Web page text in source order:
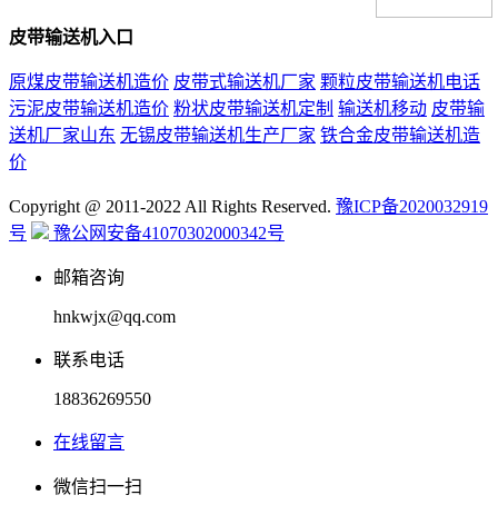
皮带输送机入口
原煤皮带输送机造价 皮带式输送机厂家 颗粒皮带输送机电话
污泥皮带输送机造价 粉状皮带输送机定制 输送机移动 皮带输
送机厂家山东 无锡皮带输送机生产厂家 铁合金皮带输送机造
价
Copyright @ 2011-2022 All Rights Reserved. 豫ICP备2020032919
号
豫公网安备41070302000342号
邮箱咨询
hnkwjx@qq.com
联系电话
18836269550
在线留言
微信扫一扫